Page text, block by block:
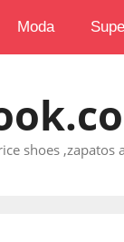
Moda
shoes ,zapatos